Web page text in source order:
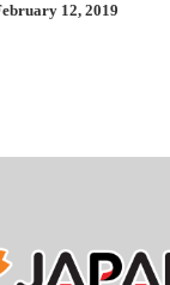
12, 2019